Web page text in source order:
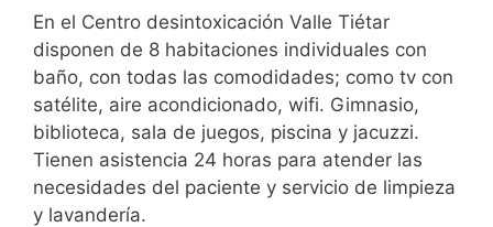
En el Centro desintoxicación Valle Tiétar
disponen de 8 habitaciones individuales con
baño, con todas las comodidades; como tv con
satélite, aire acondicionado, wifi. Gimnasio,
biblioteca, sala de juegos, piscina y jacuzzi.
Tienen asistencia 24 horas para atender las
necesidades del paciente y servicio de limpieza
y lavandería.